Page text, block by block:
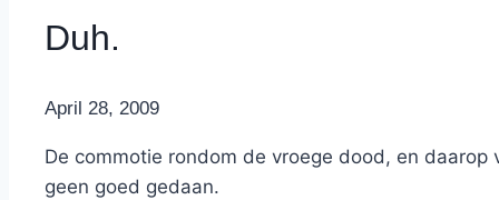
Duh.
ByNicole
April 28, 2009
De commotie rondom de vroege dood, en
geen goed gedaan.